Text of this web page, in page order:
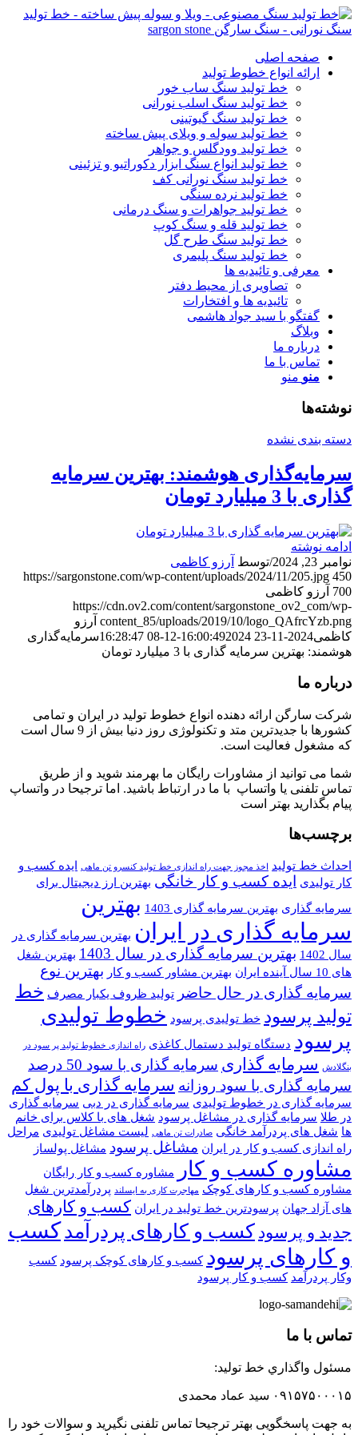
صفحه اصلی
ارائه انواع خطوط تولید
خط تولید سنگ ساب خور
خط تولید سنگ اسلب نورانی
خط تولید سنگ گیوتینی
خط تولید سوله و ویلای پیش ساخته
خط تولید وودگلس و جواهر
خط تولید انواع سنگ ابزار دکوراتیو و تزئینی
خط تولید سنگ نورانی کف
خط تولید نرده سنگی
خط تولید جواهرات و سنگ درمانی
خط تولید قله و سنگ کوپ
خط تولید سنگ طرح گل
خط تولید سنگ پلیمری
معرفی و تائیدیه ها
تصاویری از محیط دفتر
تائیدیه ها و افتخارات
گفتگو با سید جواد هاشمی
وبلاگ
درباره ما
تماس با ما
منو منو
نوشته‌ها
دسته بندی نشده
سرمایه‌گذاری هوشمند: بهترین سرمایه
گذاری با 3 میلیارد تومان
ادامه نوشته
نوامبر 23, 2024
/توسط آرزو کاظمی
https://sargonstone.com/wp-content/uploads/2024/11/205.jpg 450
700 آرزو کاظمی
https://cdn.ov2.com/content/sargonstone_ov2_com/wp-
content_85/uploads/2019/10/logo_QAfrcYzb.png آرزو
کاظمی2024-11-23 16:00:49
2024-12-08 16:28:47
سرمایه‌گذاری
هوشمند: بهترین سرمایه گذاری با 3 میلیارد تومان
درباره ما
شرکت سارگن ارائه دهنده انواع خطوط تولید در ایران و تمامی
کشورها با جدیدترین متد و تکنولوژی روز دنیا بیش از 9 سال است
که مشغول فعالیت است.
شما می توانید از مشاورات رایگان ما بهرمند شوید و از طریق
تماس تلفنی یا واتساپ با ما در ارتباط باشید. اما ترجیحا در واتساپ
پیام بگذارید بهتر است
برچسب‌ها
احداث خط تولید اخذ مجوز جهت راه اندازی خط تولید کنسرو تن ماهی ایده کسب و
کار تولیدی
ایده کسب و کار خانگی بهترین ارز دیجیتال برای
سرمایه گذاری بهترین سرمایه گذاری 1403
بهترین
سرمایه گذاری در ایران بهترین سرمایه گذاری در
سال 1402
بهترین سرمایه گذاری در سال 1403
بهترین شغل
های 10 سال آینده ایران
بهترین مشاور کسب و کار بهترین نوع
سرمایه گذاری در حال حاضر تولید ظروف یکبار مصرف خط
تولید پرسود خط تولیدی پرسود خطوط تولیدی
پرسود دستگاه تولید دستمال کاغذی راه اندازی خطوط تولید پر سود در
بنگلادش سرمایه گذاری سرمایه گذاری با سود 50 درصد
سرمایه گذاری با سود روزانه سرمایه گذاری با پول کم
سرمایه گذاری در خطوط تولیدی سرمایه گذاری در دبی سرمایه گذاری
در طلا سرمایه گذاری در مشاغل پرسود شغل های با کلاس برای خانم
ها شغل های پردرآمد خانگی صادرات تن ماهی لیست مشاغل تولیدی مراحل
راه اندازی کسب و کار در ایران مشاغل پرسود مشاغل پولساز
مشاوره کسب و کار
مشاوره کسب و کار رایگان
مشاوره کسب و کارهای کوچک مهاجرت کاری به ایسلند
پردرآمدترین شغل
های آزاد جهان پرسودترین خط تولید در ایران کسب و کارهای
جدید و پرسود کسب و کارهای پردرآمدکسب
و کارهای پرسود کسب و کارهای کوچک پرسود کسب
وکار پردرآمد کسب و کار پرسود
تماس با ما
مسئول واگذاري خط توليد:
۰۹۱۵۷۵۰۰۰۱۵ سید عماد محمدی
به جهت پاسخگویی بهتر ترجیحا تماس تلفنی نگیرید و سوالات خود را